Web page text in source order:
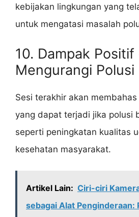
kebijakan lingkungan yang
untuk mengatasi masalah
10. Dampak Positif
Mengurangi Polusi
Sesi terakhir akan membahas
yang dapat terjadi jika polusi
seperti peningkatan kualitas
kesehatan masyarakat.
Artikel Lain: Ciri-ciri
sebagai Alat Penginderaan: